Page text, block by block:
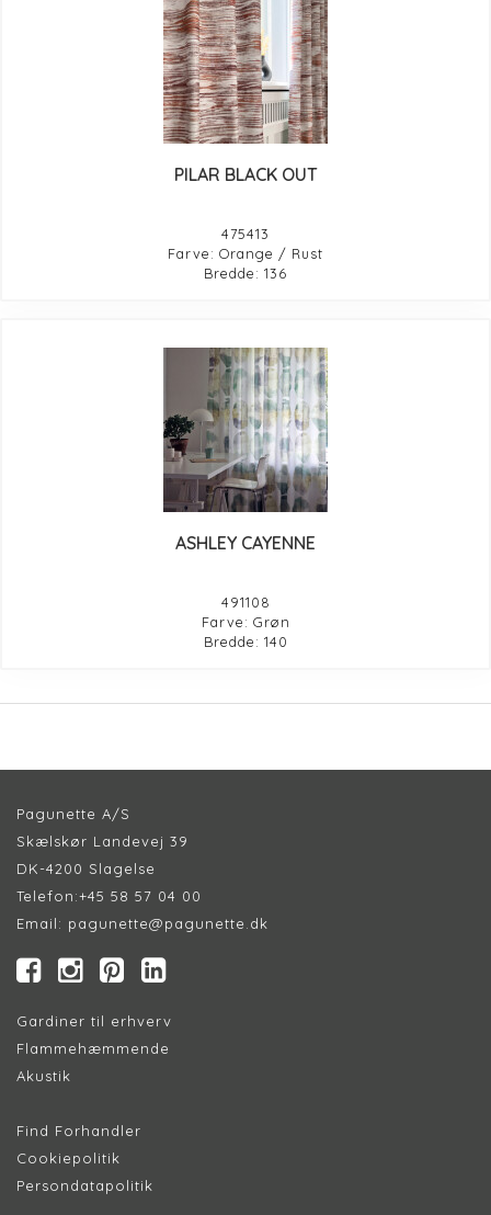
PILAR BLACK OUT
475413
Farve: Orange / Rust
Bredde: 136
ASHLEY CAYENNE
491108
Farve: Grøn
Bredde: 140
Pagunette A/S
Skælskør Landevej 39
DK-4200 Slagelse
Telefon:+45 58 57 04 00
Email: pagunette@pagunette.dk
Gardiner til erhverv
Flammehæmmende
Akustik
Find Forhandler
Cookiepolitik
Persondatapolitik